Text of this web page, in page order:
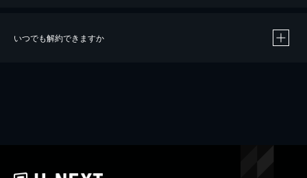
いつでも解約できますか